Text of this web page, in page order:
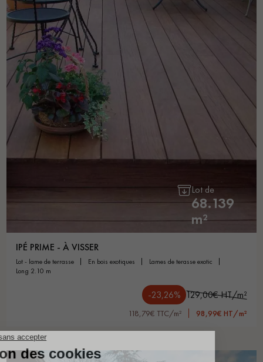
Lot de
68.139
m²
IPÉ PRIME - À VISSER
lot - lame de terrasse en bois exotiques
lames de terasse exotic
long 2.10 m
-23,26% 129,00€ HT/m²
118,79€ TTC/m² 98,99€ HT/m²